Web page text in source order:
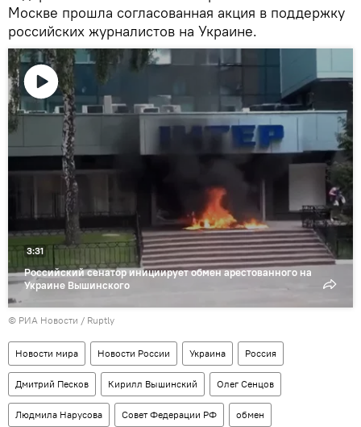
Москве прошла согласованная акция в поддержку
российских журналистов на Украине.
Воспроизвести
Российский сенатор инициирует обмен арестованного на
Украине Вышинского
3:31
© РИА Новости / Ruptly
Новости мира Новости России Украина Россия
Дмитрий Песков Кирилл Вышинский Олег Сенцов
Людмила Нарусова Совет Федерации РФ обмен